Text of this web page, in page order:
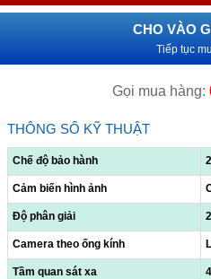
CHO VÀO
Tiếp tục
Gọi mua hàng:
THÔNG SỐ KỸ THUẬT
Chế độ bảo hành
Cảm biến hình ảnh
Độ phân giải
Camera theo ống kính
Tầm quan sát xa